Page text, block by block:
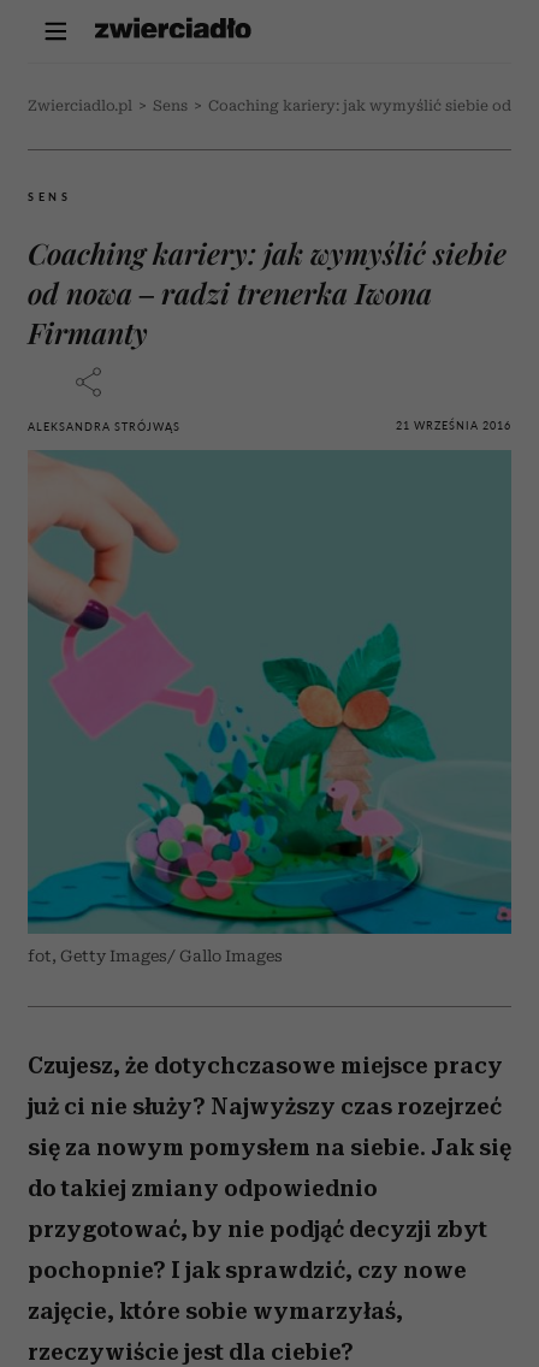
Zwierciadlo.pl > Sens > Coaching kariery: jak wymyślić siebie od
SENS
Coaching kariery: jak wymyślić siebie
od nowa – radzi trenerka Iwona
Firmanty
ALEKSANDRA STRÓJWĄS 21 WRZEŚNIA 2016
fot, Getty Images/ Gallo Images
Czujesz, że dotychczasowe miejsce pracy
już ci nie służy? Najwyższy czas rozejrzeć
się za nowym pomysłem na siebie. Jak się
do takiej zmiany odpowiednio
przygotować, by nie podjąć decyzji zbyt
pochopnie? I jak sprawdzić, czy nowe
zajęcie, które sobie wymarzyłaś,
rzeczywiście jest dla ciebie?